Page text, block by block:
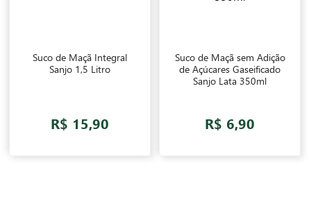
Suco de Maçã Integral
Sanjo 1,5 Litro
R$ 15,90
Suco de Maçã sem Adição
de Açúcares Gaseificado
Sanjo Lata 350ml
R$ 6,90